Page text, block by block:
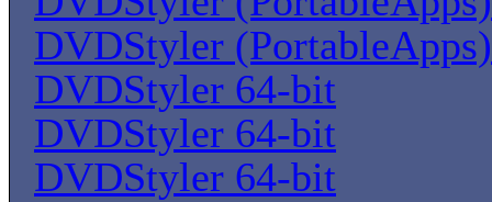
DVDStyler (PortableApps)
DVDStyler 64-bit
DVDStyler 64-bit
DVDStyler 64-bit